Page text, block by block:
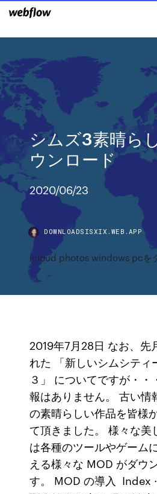
シムズ3素晴ら
ウンロード
2020/06/23
DOWNLOADSISXIX.WEB.APP
Icloud photos windows pcを
2019年7月28日 なお、先
れた 「新しいシムシティ
３」 についてですが・・
報はありません。 古い情
の素晴らしい作品を皆様
て頂きました。 様々な美
は各種のツールやゲーム
える様々な MOD がダウ
す。 MOD の導入 Index